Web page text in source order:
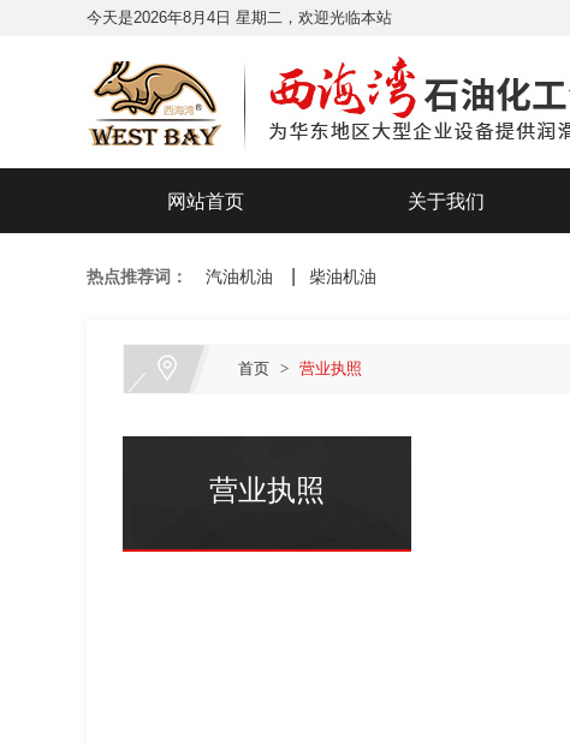
今天是2026年8月4日 星期二，欢迎光临本站
网站首页 关于我们
热点推荐词： 汽油机油 柴油机油
首页 > 营业执照
营业执照